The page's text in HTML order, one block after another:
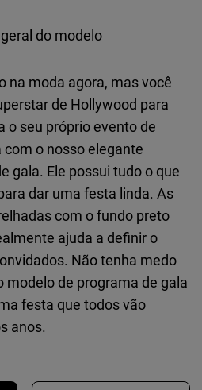
do modelo
na moda agora, mas você
de Hollywood para
o seu próprio evento de
o nosso elegante
gala. Ele possui tudo o que
dar uma festa linda. As
com o fundo preto
ajuda a definir o
Não tenha medo
modelo de programa de gala
festa que todos vão
anos.